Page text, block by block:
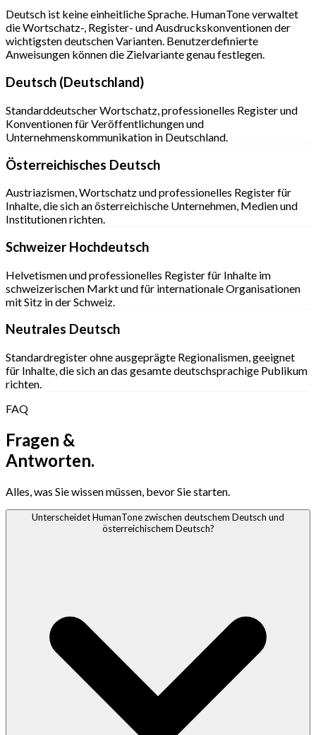
Deutsch ist keine einheitliche Sprache. HumanTone verwaltet
die Wortschatz-, Register- und Ausdruckskonventionen der
wichtigsten deutschen Varianten. Benutzerdefinierte
Anweisungen können die Zielvariante genau festlegen.
Deutsch (Deutschland)
Standarddeutscher Wortschatz, professionelles Register und
Konventionen für Veröffentlichungen und
Unternehmenskommunikation in Deutschland.
Österreichisches Deutsch
Austriazismen, Wortschatz und professionelles Register für
Inhalte, die sich an österreichische Unternehmen, Medien und
Institutionen richten.
Schweizer Hochdeutsch
Helvetismen und professionelles Register für Inhalte im
schweizerischen Markt und für internationale Organisationen
mit Sitz in der Schweiz.
Neutrales Deutsch
Standardregister ohne ausgeprägte Regionalismen, geeignet
für Inhalte, die sich an das gesamte deutschsprachige Publikum
richten.
FAQ
Fragen &
Antworten.
Alles, was Sie wissen müssen, bevor Sie starten.
Unterscheidet HumanTone zwischen deutschem Deutsch und
österreichischem Deutsch?